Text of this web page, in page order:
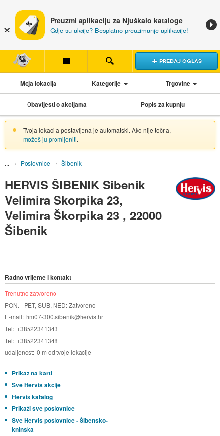
Preuzmi aplikaciju za Njuškalo kataloge
Gdje su akcije? Besplatno preuzimanje aplikacije!
PREDAJ OGLAS
Moja lokacija Kategorije Trgovine
Obavijesti o akcijama Popis za kupnju
Tvoja lokacija postavljena je automatski. Ako nije točna,
možeš ju promijeniti.
Poslovnice Šibenik
HERVIS ŠIBENIK Sibenik
Velimira Skorpika 23,
Velimira Škorpika 23 , 22000
Šibenik
Radno vrijeme i kontakt
Trenutno zatvoreno
PON. - PET, SUB, NED: Zatvoreno
E-mail hm07-300.sibenik@hervis.hr
Tel +38522341343
Tel +38522341348
udaljenost 0 m od tvoje lokacije
Prikaz na karti
Sve Hervis akcije
Hervis katalog
Prikaži sve poslovnice
Sve Hervis poslovnice - Šibensko-
kninska